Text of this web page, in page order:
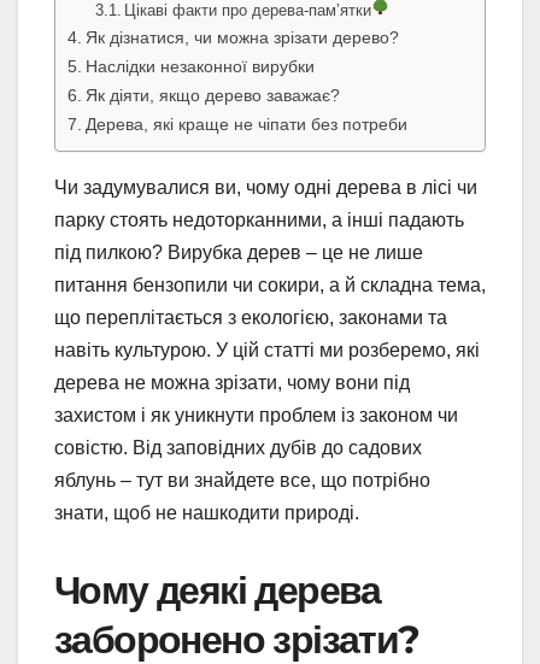
Цікаві факти про дерева-пам’ятки
Як дізнатися, чи можна зрізати дерево?
Наслідки незаконної вирубки
Як діяти, якщо дерево заважає?
Дерева, які краще не чіпати без потреби
Чи задумувалися ви, чому одні дерева в лісі чи
парку стоять недоторканними, а інші падають
під пилкою? Вирубка дерев – це не лише
питання бензопили чи сокири, а й складна тема,
що переплітається з екологією, законами та
навіть культурою. У цій статті ми розберемо, які
дерева не можна зрізати, чому вони під
захистом і як уникнути проблем із законом чи
совістю. Від заповідних дубів до садових
яблунь – тут ви знайдете все, що потрібно
знати, щоб не нашкодити природі.
Чому деякі дерева
заборонено зрізати?